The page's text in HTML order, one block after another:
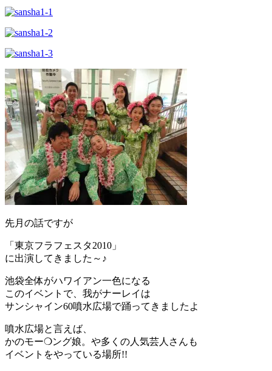
先月の話ですが
「東京フラフェスタ2010」
に出演してきました～♪
池袋全体がハワイアン一色になる
このイベントで、我がナーレイは
サンシャイン60噴水広場で踊ってきましたよ
噴水広場と言えば、
かのモー❍ング娘。や多くの人気芸人さんも
イベントをやっている場所!!